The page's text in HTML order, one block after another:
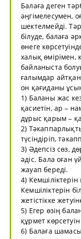
Балаға деген
әңгімелесумен,
шектелмейді.
білуде, балаға
өнеге
халық өмірімен,
байланыста
ғалымдар
он қағиданы
1) Баланы жас
қасиетін, ар –
дұрыс қарым –
2)
түсіндіріп,
3) Әдепсіз сөз,
әдіс. Бала оған
жауап береді.
4)
Кемшіліктерін
жетістікке
5) Егер өзің
құрмет
6) Балаға